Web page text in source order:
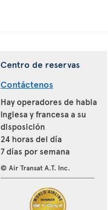
Centro de reservas
Contáctenos
Hay operadores de habla
inglesa y francesa a su
disposición
24 horas del día
7 días por semana
© Air Transat A.T. Inc.